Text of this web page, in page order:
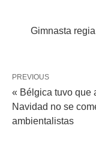
Gimnasta
PREVIOUS
« Bélgica tuvo que
Navidad no se
ambientalistas